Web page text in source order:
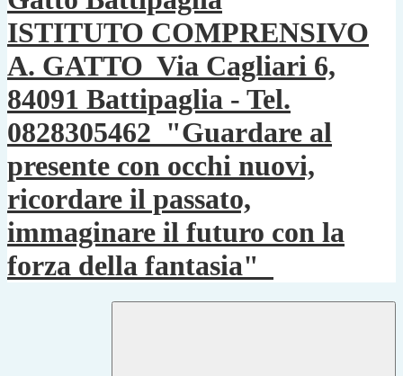
ISTITUTO COMPRENSIVO
A. GATTO Via Cagliari 6,
84091 Battipaglia - Tel.
0828305462 "Guardare al
presente con occhi nuovi,
ricordare il passato,
immaginare il futuro con la
forza della fantasia"